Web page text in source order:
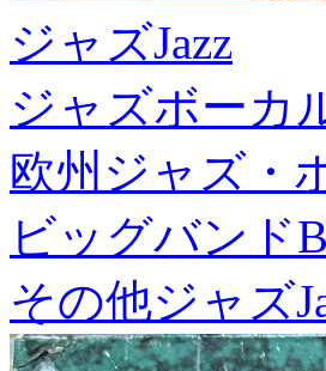
ジャズJazz
ジャズボーカ
欧州ジャズ・
ビッグバンド
その他ジャズ